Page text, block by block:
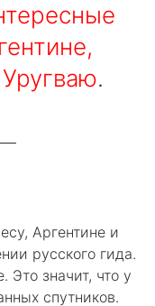
.
Аргентине и
русского гида.
значит, что у
спутников.